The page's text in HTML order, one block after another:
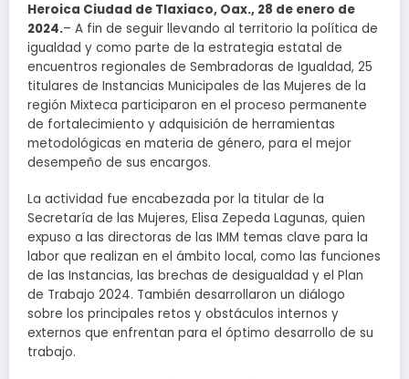
Heroica Ciudad de Tlaxiaco, Oax., 28 de enero de
2024.– A fin de seguir llevando al territorio la política de
igualdad y como parte de la estrategia estatal de
encuentros regionales de Sembradoras de Igualdad, 25
titulares de Instancias Municipales de las Mujeres de la
región Mixteca participaron en el proceso permanente
de fortalecimiento y adquisición de herramientas
metodológicas en materia de género, para el mejor
desempeño de sus encargos.
La actividad fue encabezada por la titular de la
Secretaría de las Mujeres, Elisa Zepeda Lagunas, quien
expuso a las directoras de las IMM temas clave para la
labor que realizan en el ámbito local, como las funciones
de las Instancias, las brechas de desigualdad y el Plan
de Trabajo 2024. También desarrollaron un diálogo
sobre los principales retos y obstáculos internos y
externos que enfrentan para el óptimo desarrollo de su
trabajo.